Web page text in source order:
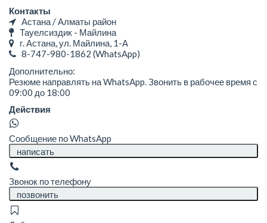
Контакты
Астана / Алматы район
Тауелсиздик - Майлина
г. Астана, ул. Майлина, 1-А
8-747-980-1862 (WhatsApp)
Дополнительно:
Резюме направлять на WhatsApp. Звонить в рабочее время с
09:00 до 18:00
Действия
Сообщение по WhatsApp
написать
Звонок по телефону
позвонить